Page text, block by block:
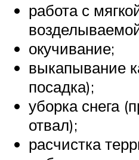
работа с
окучивание;
выкапывание
посадка);
уборка снега
отвал);
расчистка